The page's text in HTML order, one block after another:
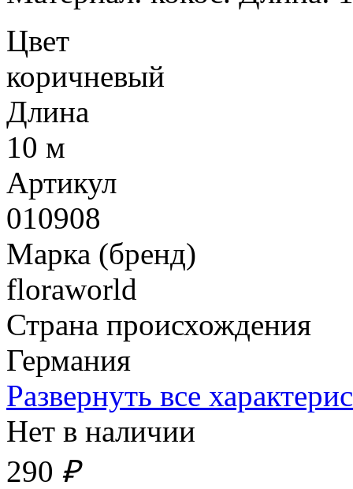
Цвет
коричневый
Длина
10 м
Артикул
010908
Марка (бренд)
floraworld
Страна происхождения
Германия
Развернуть все
Нет в наличии
290 ₽